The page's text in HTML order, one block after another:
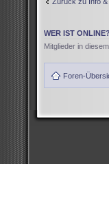
WER IST ONLINE?
Mitglieder in
Foren-